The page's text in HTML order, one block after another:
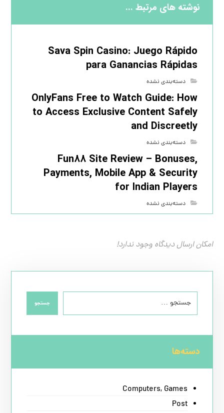
نوشته های مرتبط ...
Sava Spin Casino: Juego Rápido
para Ganancias Rápidas
دسته‌بندی نشده
OnlyFans Free to Watch Guide: How
to Access Exclusive Content Safely
and Discreetly
دسته‌بندی نشده
Fun88 Site Review – Bonuses,
Payments, Mobile App & Security
for Indian Players
دسته‌بندی نشده
امکان ارسال دیدگاه وجود ندارد!
جستجو
دسته‌ها
Computers, Games
Post